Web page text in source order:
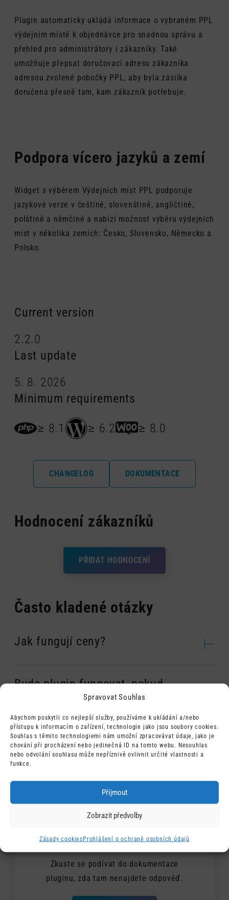
Spravovat Souhlas
Abychom poskytli co nejlepší služby, používáme k ukládání a/nebo
přístupu k informacím o zařízení, technologie jako jsou soubory cookies.
Souhlas s těmito technologiemi nám umožní zpracovávat údaje, jako je
chování při procházení nebo jedinečná ID na tomto webu. Nesouhlas
nebo odvolání souhlasu může nepříznivě ovlivnit určité vlastnosti a
funkce.
Příjmout
Zobrazit předvolby
Zásady cookiesProhlášení o ochraně osobních údajů
Plugin automaticky ukládá informace o vybraném PPL
výdejním místě k objednávce pro snadnou správu a
přehled pro administrátory i zákazníky. Také
umožňuje přepsat doručovací adresu zákazníka
adresou zvolené pobočky PPL, aby byla zásilka
doručena přesně tam, kam zákazník potřebuje.
Podpora vícero jazyků a zemí
Widget s výběrem Výdejních míst PPL podporuje
jazykové verze v češtině, slovenštině, angličtině,
polštině a němčině a nabízí možnost výběru výdejních
míst v několika zemích: Česko, Slovensko, Německo a
Polsko.
Current version
2.2.0
Last update
5. 8. 2026
Minimum requirements
≥ 8.1 ≥ 6.2 ≥ 8.0
CHANGELOG DOKUMENTACE
Hodnocení zákazníků
PŘIDAT HODNOCENÍ
Často kladené otázky
Jak fungují ceny?
Bude plugin fungovat, pokud
neprodloužím licenci?
Potřebuji přidat nějakou
funkcionalitu, kterou plugin zatím
Máte ještě nějakou otázku?
Zkuste se podívat do dokumentace
pluginu, zda tam nenajdete odpověď.